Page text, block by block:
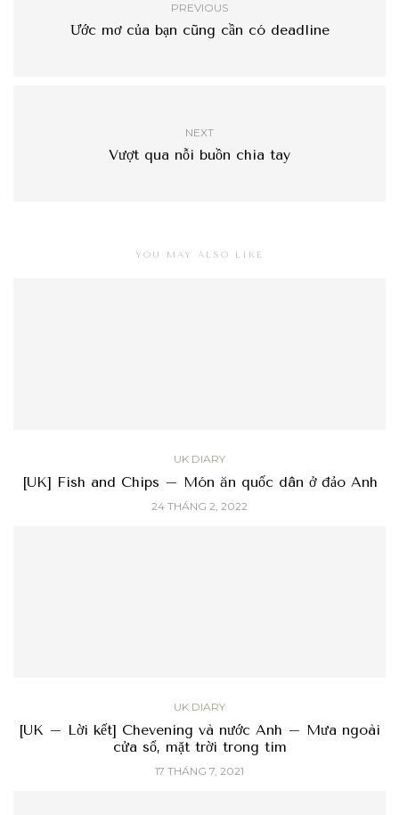
PREVIOUS
Ước mơ của bạn cũng cần có deadline
NEXT
Vượt qua nỗi buồn chia tay
YOU MAY ALSO LIKE
UK DIARY
[UK] Fish and Chips – Món ăn quốc dân ở đảo Anh
24 THÁNG 2, 2022
UK DIARY
[UK – Lời kết] Chevening và nước Anh – Mưa ngoài
cửa sổ, mặt trời trong tim
17 THÁNG 7, 2021